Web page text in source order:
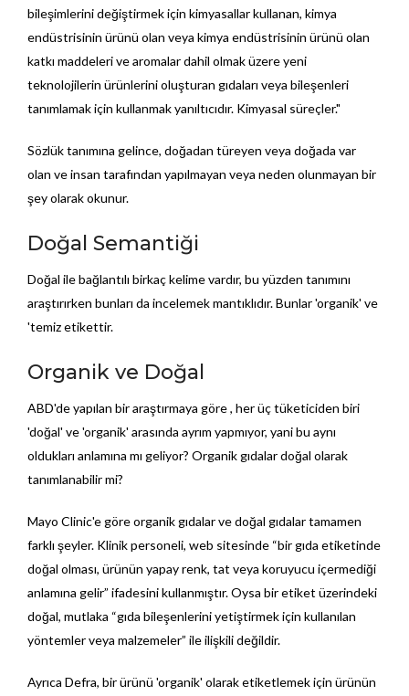
bileşimlerini değiştirmek için kimyasallar kullanan, kimya
endüstrisinin ürünü olan veya kimya endüstrisinin ürünü olan
katkı maddeleri ve aromalar dahil olmak üzere yeni
teknolojilerin ürünlerini oluşturan gıdaları veya bileşenleri
tanımlamak için kullanmak yanıltıcıdır. Kimyasal süreçler."
Sözlük tanımına gelince, doğadan türeyen veya doğada var
olan ve insan tarafından yapılmayan veya neden olunmayan bir
şey olarak okunur.
Doğal Semantiği
Doğal ile bağlantılı birkaç kelime vardır, bu yüzden tanımını
araştırırken bunları da incelemek mantıklıdır. Bunlar 'organik' ve
'temiz etikettir.
Organik ve Doğal
ABD'de yapılan bir araştırmaya göre , her üç tüketiciden biri
'doğal' ve 'organik' arasında ayrım yapmıyor, yani bu aynı
oldukları anlamına mı geliyor? Organik gıdalar doğal olarak
tanımlanabilir mi?
Mayo Clinic'e göre organik gıdalar ve doğal gıdalar tamamen
farklı şeyler. Klinik personeli, web sitesinde “bir gıda etiketinde
doğal olması, ürünün yapay renk, tat veya koruyucu içermediği
anlamına gelir” ifadesini kullanmıştır. Oysa bir etiket üzerindeki
doğal, mutlaka “gıda bileşenlerini yetiştirmek için kullanılan
yöntemler veya malzemeler” ile ilişkili değildir.
Ayrıca Defra, bir ürünü 'organik' olarak etiketlemek için ürünün